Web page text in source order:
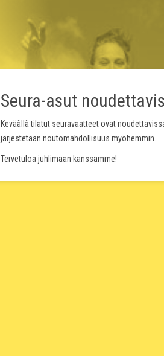
Seura-asut
Keväällä tilatut seuravaatteet ovat
järjestetään noutomahdollisuus myöhemmin.
Tervetuloa juhlimaan kanssamme!